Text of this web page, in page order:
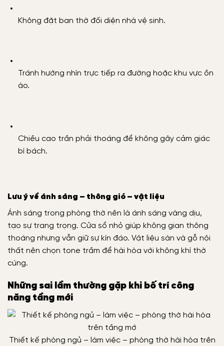
Không đặt ban thờ đối diện nhà vệ sinh.
Tránh hướng nhìn trực tiếp ra đường hoặc khu vực ồn
ào.
Chiều cao trần phải thoáng để không gây cảm giác
bí bách.
Lưu ý về ánh sáng – thông gió – vật liệu
Ánh sáng trong phòng thờ nên là ánh sáng vàng dịu,
tạo sự trang trọng. Cửa sổ nhỏ giúp không gian thông
thoáng nhưng vẫn giữ sự kín đáo. Vật liệu sàn và gỗ nội
thất nên chọn tone trầm để hài hòa với không khí thờ
cúng.
Những sai lầm thường gặp khi bố trí công
năng tầng mới
Thiết kế phòng ngủ – làm việc – phòng thờ hài hòa trên